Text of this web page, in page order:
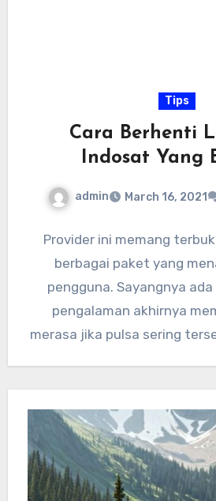
Tips
Cara Berhenti
Indosat Yang
admin March 16, 2021
Provider ini memang
berbagai paket yang
pengguna. Sayangnya
pengalaman akhirnya
merasa jika pulsa sering